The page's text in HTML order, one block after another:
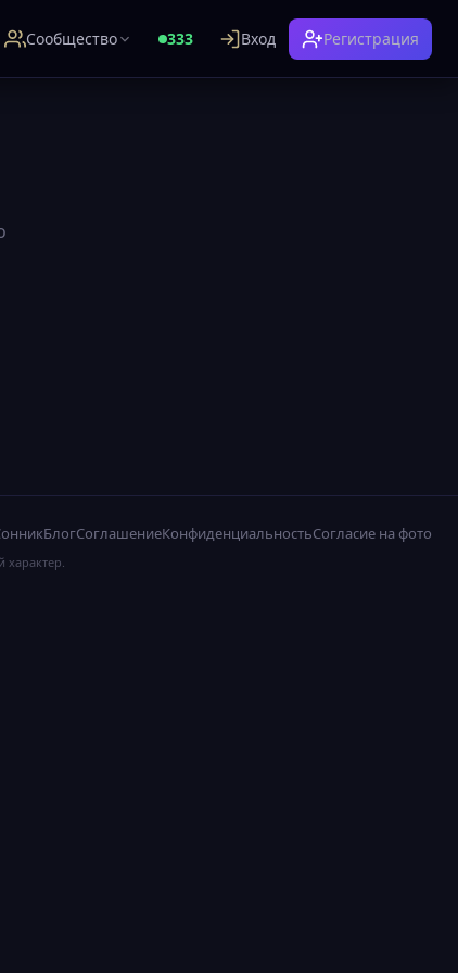
Сообщество 333 Вход Регистрация
БлогСоглашениеКонфиденциальностьСогласие на фото
характер.